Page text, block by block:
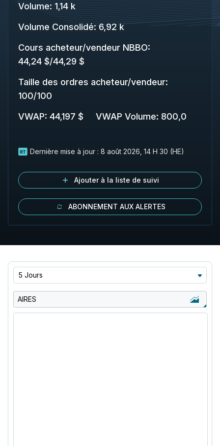
Volume: 1,14 k
Volume Consolidé: 6,92 k
Cours acheteur/vendeur NBBO:
44,24 $/44,29 $
Taille des ordres acheteur/vendeur:
100/100
VWAP: 44,197 $ VWAP Volume: 800,0
Dernière mise à jour : 8 août 2026, 14 H 30 (HE)
Ajouter à la liste de suivi
ABONNEMENT AUX ALERTES
5 Jours
AIRES